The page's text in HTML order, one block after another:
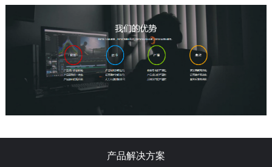
产品解决方案